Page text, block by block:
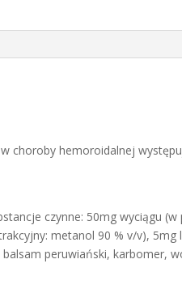
choroby hemoroidalnej
czynne: 50mg wyciągu
metanol 90 % v/v),
peruwiański, karbomer,